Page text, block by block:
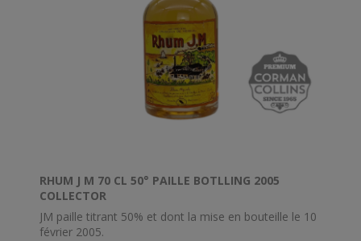
RHUM J M 70 CL 50° PAILLE BOTLLING 2005
COLLECTOR
JM paille titrant 50% et dont la mise en bouteille le 10
février 2005.